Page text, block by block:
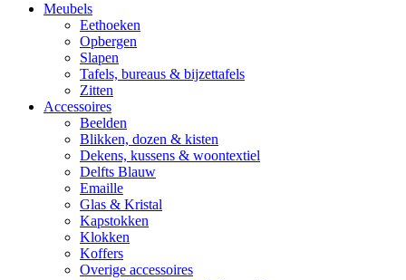
Meubels
Eethoeken
Opbergen
Slapen
Tafels, bureaus & bijzettafels
Zitten
Accessoires
Beelden
Blikken, dozen & kisten
Dekens, kussens & woontextiel
Delfts Blauw
Emaille
Glas & Kristal
Kapstokken
Klokken
Koffers
Overige accessoires